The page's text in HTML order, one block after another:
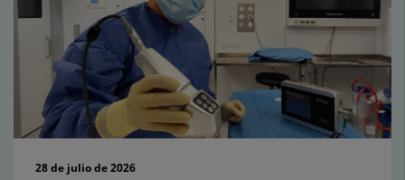
28 de julio de 2026